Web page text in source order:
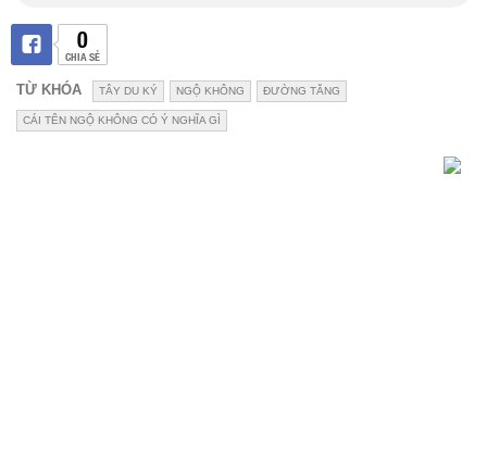
0
CHIA SẺ
TỪ KHÓA TÂY DU KÝ NGỘ KHÔNG ĐƯỜNG TĂNG
CÁI TÊN NGỘ KHÔNG CÓ Ý NGHĨA GÌ